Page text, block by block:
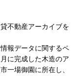
不動産アーカイブを
報データに関するペ
に完成した木造のア
一場御園に所在し、